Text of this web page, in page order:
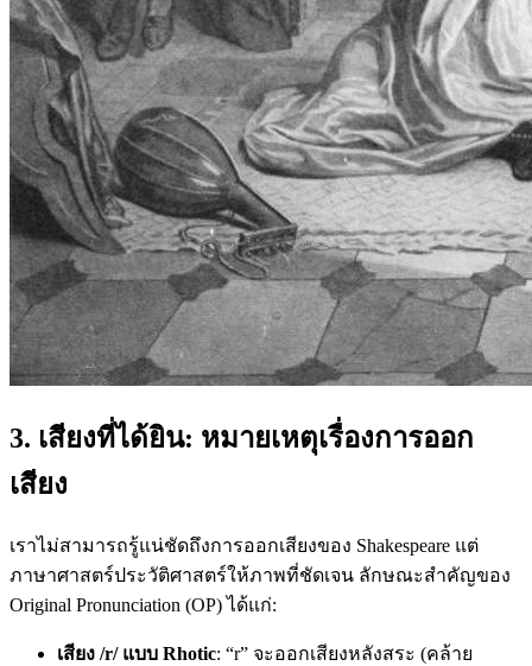
3. เสียงที่ได้ยิน: หมายเหตุเรื่องการออก
เสียง
เราไม่สามารถรู้แน่ชัดถึงการออกเสียงของ Shakespeare แต่
ภาษาศาสตร์ประวัติศาสตร์ให้ภาพที่ชัดเจน ลักษณะสำคัญของ
Original Pronunciation (OP) ได้แก่:
เสียง /r/ แบบ Rhotic: “r” จะออกเสียงหลังสระ (คล้าย